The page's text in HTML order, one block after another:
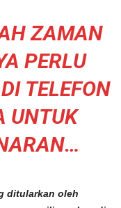
ZAMAN
PERLU
TELEFON
UNTUK
ditularkan oleh